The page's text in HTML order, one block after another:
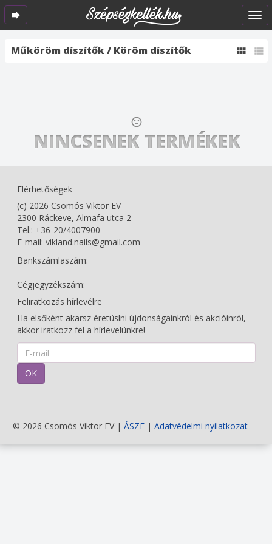

 
Műköröm díszítők / Köröm díszítők

NINCSENEK TERMÉKEK
Elérhetőségek
(c) 2026 Csomós Viktor EV
2300 Ráckeve, Almafa utca 2
Tel.: +36-20/4007900
E-mail: vikland.nails@gmail.com
Bankszámlaszám:
Cégjegyzékszám:
Feliratkozás hírlevélre
Ha elsőként akarsz éretüslni újdonságainkról és akcióinról,
akkor iratkozz fel a hírlevelünkre!
OK
© 2026 Csomós Viktor EV | ÁSZF| Adatvédelmi nyilatkozat